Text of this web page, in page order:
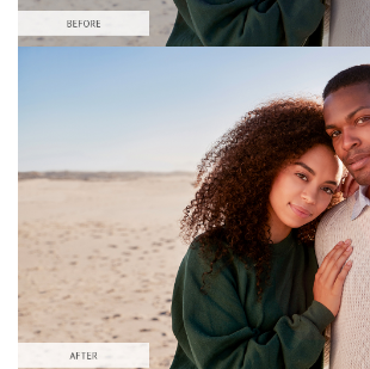
Prosím vyberte
Free PNG Overlay #6
Small 800*533px
Sun Flares
(50 Overlays)